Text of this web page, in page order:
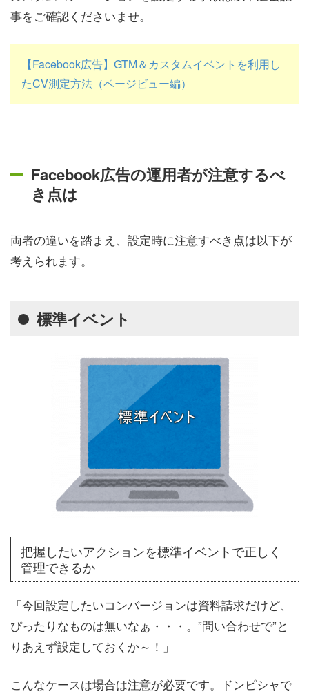
事をご確認くださいませ。
【Facebook広告】GTM＆カスタムイベントを利用し
たCV測定方法（ページビュー編）
Facebook広告の運用者が注意するべ
き点は
両者の違いを踏まえ、設定時に注意すべき点は以下が
考えられます。
標準イベント
把握したいアクションを標準イベントで正しく
管理できるか
「今回設定したいコンバージョンは資料請求だけど、
ぴったりなものは無いなぁ・・・。”問い合わせで”と
りあえず設定しておくか～！」
こんなケースは場合は注意が必要です。ドンピシャで